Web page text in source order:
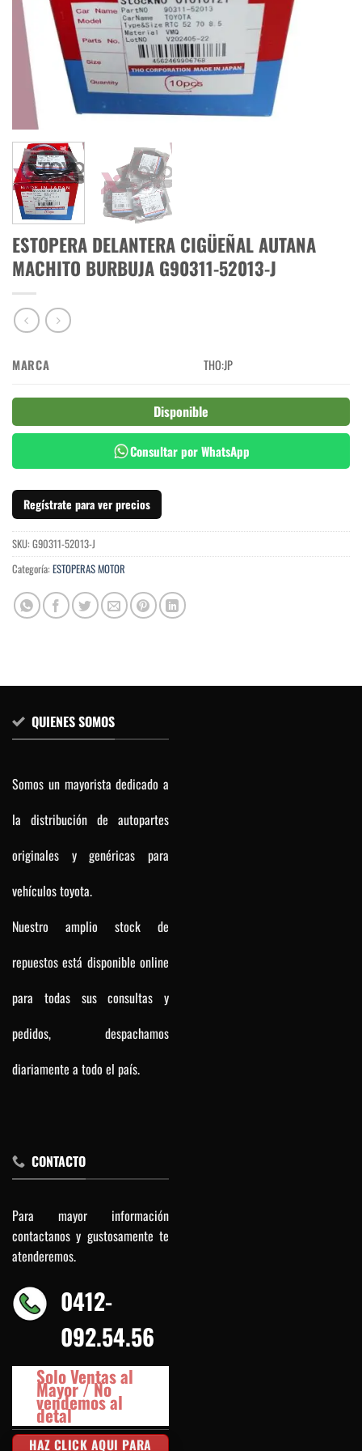
ESTOPERA DELANTERA CIGÜEÑAL AUTANA
MACHITO BURBUJA G90311-52013-J
MARCA THO:JP
Disponible
Consultar por WhatsApp
Regístrate para ver precios
SKU: G90311-52013-J
Categoría: ESTOPERAS MOTOR
QUIENES SOMOS
Somos un mayorista dedicado a
la distribución de autopartes
originales y genéricas para
vehículos toyota.
Nuestro amplio stock de
repuestos está disponible online
para todas sus consultas y
pedidos, despachamos
diariamente a todo el país.
CONTACTO
Para mayor información
contactanos y gustosamente te
atenderemos.
0412-
092.54.56
Solo Ventas al
Mayor / No
vendemos al
detal
HAZ CLICK AQUI PARA